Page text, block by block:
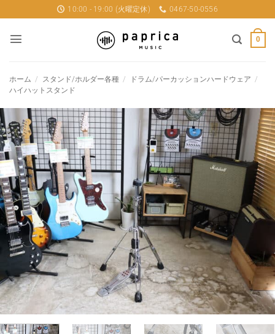
to
content
10:00 - 19:00 (火曜定休) 0467-50-0556
0
ホーム / スタンド/ホルダー各種 / ドラム/パーカッションハードウェア /
ハイハットスタンド